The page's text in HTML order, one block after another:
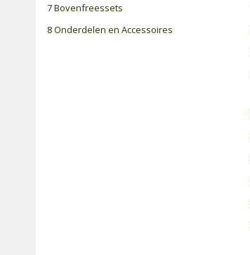
7 Bovenfreessets
8 Onderdelen en Accessoires